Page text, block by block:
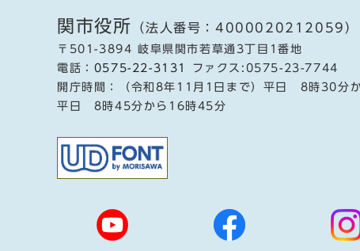
関市役所 （法人番号：4000020212059）
〒501-3894 岐阜県関市若草通3丁目1番地
電話： 0575-22-3131
ファクス:0575-23-7744
開庁時間：（令和8年11月1日まで）平日 8時30分
平日 8時45分から16時45分